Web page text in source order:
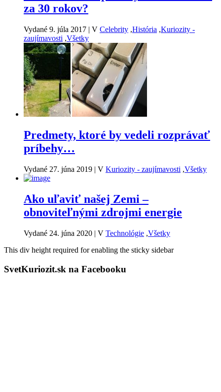
za 30 rokov?
Vydané 9. júla 2017 | V Celebrity ,História ,Kuriozity -
zaujímavosti ,Všetky
Predmety, ktoré by vedeli rozprávať
príbehy…
Vydané 27. júna 2019 | V Kuriozity - zaujímavosti ,Všetky
Ako uľaviť našej Zemi –
obnoviteľnými zdrojmi energie
Vydané 24. júna 2020 | V Technológie ,Všetky
This div height required for enabling the sticky sidebar
SvetKuriozit.sk na Facebooku